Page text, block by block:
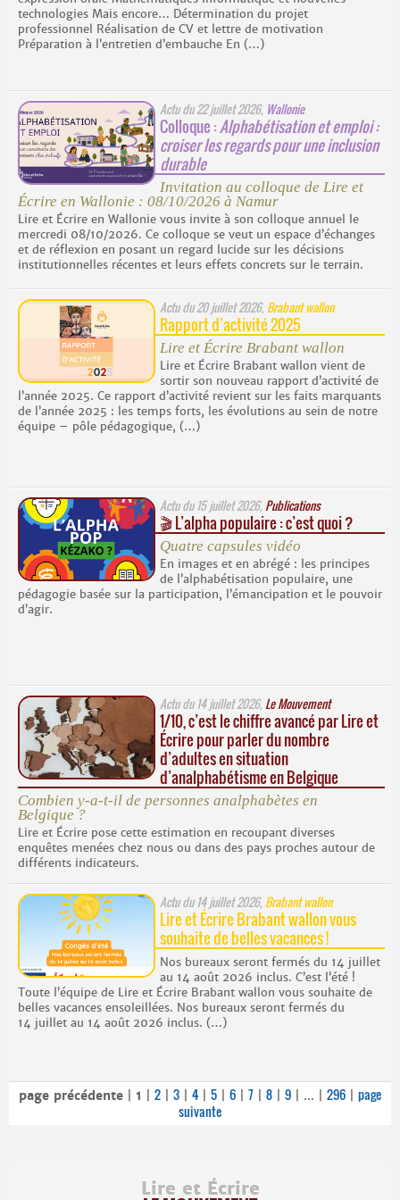
technologies Mais encore… Détermination du projet
professionnel Réalisation de CV et lettre de motivation
Préparation à l’entretien d’embauche En (…)
Actu du22 juillet 2026, Wallonie
Colloque :Alphabétisation et emploi :
croiser les regards pour une inclusion
durable
Invitation au colloque de Lire et
Écrire en Wallonie : 08/10/2026 à Namur
Lire et Écrire en Wallonie vous invite à son colloque annuel le
mercredi 08/10/2026. Ce colloque se veut un espace d’échanges
et de réflexion en posant un regard lucide sur les décisions
institutionnelles récentes et leurs effets concrets sur le terrain.
Actu du20 juillet 2026, Brabant wallon
Rapport d’activité 2025
Lire et Écrire Brabant wallon
Lire et Écrire Brabant wallon vient de
sortir son nouveau rapport d’activité de
l’année 2025. Ce rapport d’activité revient sur les faits marquants
de l’année 2025 : les temps forts, les évolutions au sein de notre
équipe – pôle pédagogique, (…)
Actu du15 juillet 2026, Publications
🎬 L’alpha populaire : c’est quoi ?
Quatre capsules vidéo
En images et en abrégé : les principes
de l’alphabétisation populaire, une
pédagogie basée sur la participation, l’émancipation et le pouvoir
d’agir.
Actu du14 juillet 2026, Le Mouvement
1/10, c’est le chiffre avancé par Lire et
Écrire pour parler du nombre
d’adultes en situation
d’analphabétisme en Belgique
Combien y-a-t-il de personnes analphabètes en
Belgique ?
Lire et Écrire pose cette estimation en recoupant diverses
enquêtes menées chez nous ou dans des pays proches autour de
différents indicateurs.
Actu du14 juillet 2026, Brabant wallon
Lire et Écrire Brabant wallon vous
souhaite de belles vacances !
Nos bureaux seront fermés du 14 juillet
au 14 août 2026 inclus. C’est l’été !
Toute l’équipe de Lire et Écrire Brabant wallon vous souhaite de
belles vacances ensoleillées. Nos bureaux seront fermés du
14 juillet au 14 août 2026 inclus. (…)
page précédente 1 2 3 4| 5 6 7 8 9 ... 296
page
suivante
Lire et Écrire